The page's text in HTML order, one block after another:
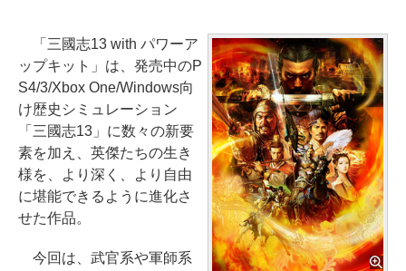
「三國志13 with パワーア
ップキット」は、発売中のP
S4/3/Xbox One/Windows向
け歴史シミュレーション
「三國志13」に数々の新要
素を加え、英傑たちの生き
様を、より深く、より自由
に堪能できるように進化さ
せた作品。
今回は、武官系や軍師系